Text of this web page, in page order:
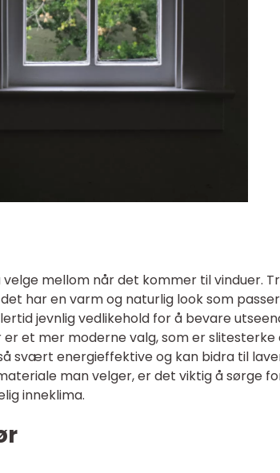
mellom når det kommer til vinduer.
har en varm og naturlig look som
jevnlig vedlikehold for å bevare
et mer moderne valg, som er slitesterke
svært energieffektive og kan bidra til
man velger, er det viktig å sørge
inneklima.